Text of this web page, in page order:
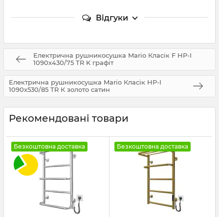
Відгуки
Електрична рушникосушка Mario Класік F НР-I
1090х430/75 TR K графіт
Електрична рушникосушка Mario Класік НР-І
1090х530/85 TR К золото сатин
Рекомендовані товари
Безкоштовна доставка Безкоштовна доставка